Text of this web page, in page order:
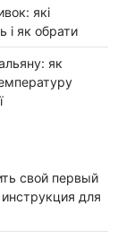
які
і як обрати
як
свой первый
для